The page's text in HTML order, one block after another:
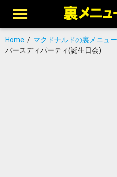
Home/ マクドナルドの裏メニュー
バースディパーティ(誕生日会)